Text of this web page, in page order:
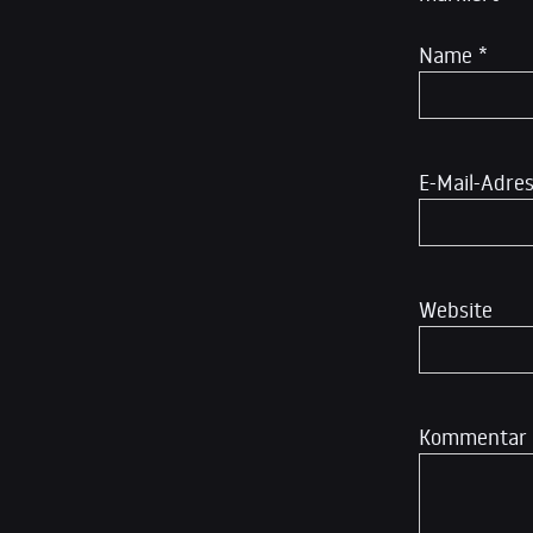
Kommentar
Name *
E-Mail-
Website